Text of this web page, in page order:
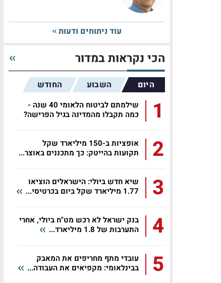
עוד ניתוחים ודעות
הכי נקראות במדור
היום השבוע החודש
1
שילמתם לביטוח הלאומי 40 שנה -
כמה תקבלו מהמדינה בגיל הפרישה?
2
אופציות ב-150 מיליארד שקל
תקועות בהייטק: כך מתכננים באוצר...
3
שיא חדש ביולי: הישראלים הוציאו
1.77 מיליארד שקל ביום בכרטיסי...
4
בנק ישראל לא רכש מט"ח ביולי, אחרי
התערבות של 1.8 מיליארד...
5
עובדי מתף מחריפים את המאבק
בבינלאומי: מקפיאים את העבודה...